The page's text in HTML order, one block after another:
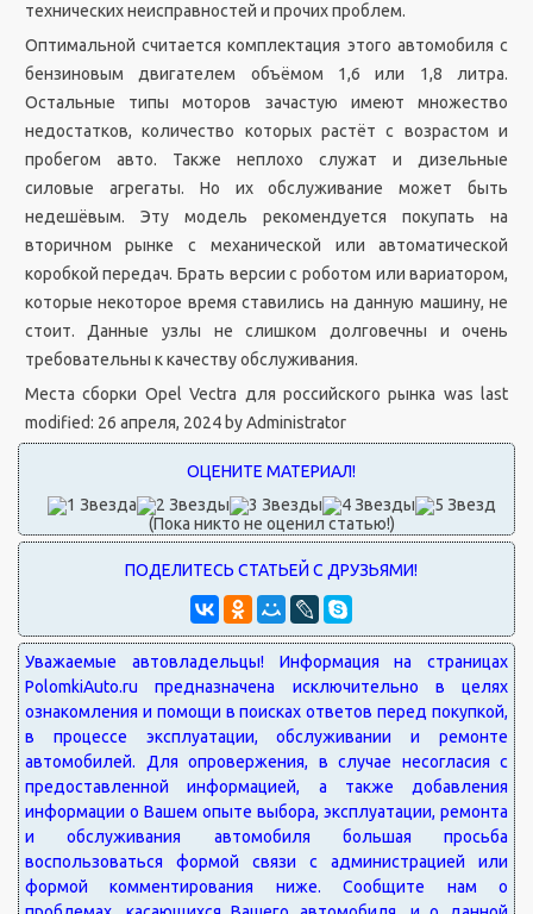
технических неисправностей и прочих проблем.
Оптимальной считается комплектация этого автомобиля с
бензиновым двигателем объёмом 1,6 или 1,8 литра.
Остальные типы моторов зачастую имеют множество
недостатков, количество которых растёт с возрастом и
пробегом авто. Также неплохо служат и дизельные
силовые агрегаты. Но их обслуживание может быть
недешёвым. Эту модель рекомендуется покупать на
вторичном рынке с механической или автоматической
коробкой передач. Брать версии с роботом или вариатором,
которые некоторое время ставились на данную машину, не
стоит. Данные узлы не слишком долговечны и очень
требовательны к качеству обслуживания.
Места сборки Opel Vectra для российского рынка was last
modified: 26 апреля, 2024byAdministrator
(Пока никто не оценил статью!)